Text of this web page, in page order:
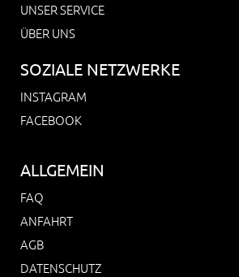
UNSER SERVICE
ÜBER UNS
SOZIALE NETZWERKE
INSTAGRAM
FACEBOOK
ALLGEMEIN
FAQ
ANFAHRT
AGB
DATENSCHUTZ